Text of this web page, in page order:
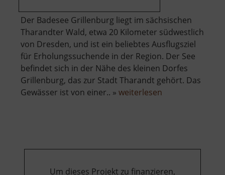
Der Badesee Grillenburg liegt im sächsischen
Tharandter Wald, etwa 20 Kilometer südwestlich
von Dresden, und ist ein beliebtes Ausflugsziel
für Erholungssuchende in der Region. Der See
befindet sich in der Nähe des kleinen Dorfes
Grillenburg, das zur Stadt Tharandt gehört. Das
Gewässer ist von einer.. » weiterlesen
Um dieses Projekt zu finanzieren,